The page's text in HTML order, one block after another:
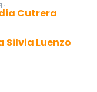
Cutrera
Silvia Luenzo